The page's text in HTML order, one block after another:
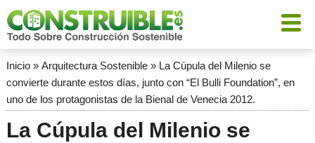
Inicio» Arquitectura Sostenible» La Cúpula del Milenio se
convierte durante estos días, junto con “El Bulli Foundation”, en
uno de los protagonistas de la Bienal de Venecia 2012.
La Cúpula del Milenio se